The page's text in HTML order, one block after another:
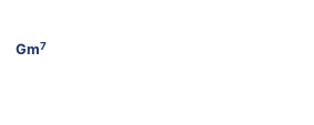
♭ F/A
Gm7